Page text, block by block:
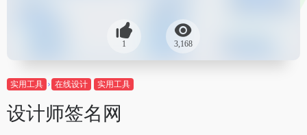
1 3,168
实用工具 在线设计 实用工具
设计师签名网